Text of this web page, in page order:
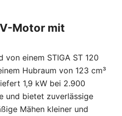
Motor mit
einem STIGA ST 120
Hubraum von 123 cm³
1,9 kW bei 2.900
und bietet zuverlässige
Mähen kleiner und